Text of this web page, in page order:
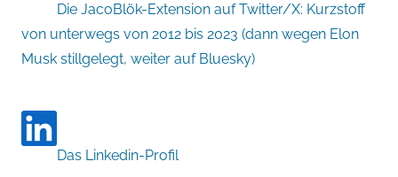
Die JacoBlök-Extension auf Twitter/X: Kurzstoff
von unterwegs von 2012 bis 2023 (dann wegen Elon
Musk stillgelegt, weiter auf Bluesky)
Das Linkedin-Profil